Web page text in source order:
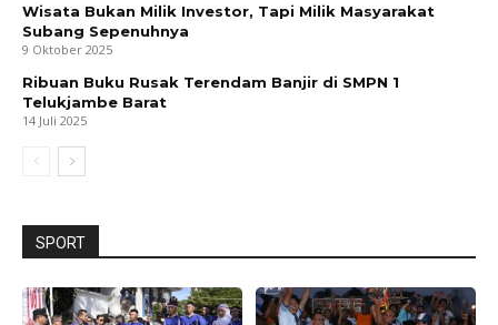
Wisata Bukan Milik Investor, Tapi Milik Masyarakat
Subang Sepenuhnya
9 Oktober 2025
Ribuan Buku Rusak Terendam Banjir di SMPN 1
Telukjambe Barat
14 Juli 2025
SPORT